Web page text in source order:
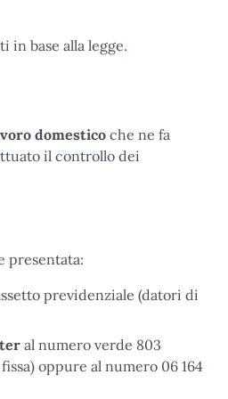
in base alla legge.
domestico che ne fa
il controllo dei
presentata:
previdenziale (datori di
al numero verde 803
oppure al numero 06 164